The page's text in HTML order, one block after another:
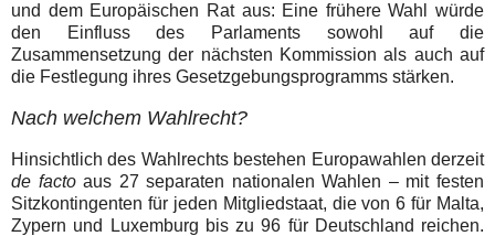
und dem Europäischen Rat aus: Eine frühere Wahl würde
den Einfluss des Parlaments sowohl auf die
Zusammensetzung der nächsten Kommission als auch auf
die Festlegung ihres Gesetzgebungsprogramms stärken.
Nach welchem Wahlrecht?
Hinsichtlich des Wahlrechts bestehen Europawahlen derzeit
de factoaus 27 separaten nationalen Wahlen – mit festen
Sitzkontingenten für jeden Mitgliedstaat, die von 6 für Malta,
Zypern und Luxemburg bis zu 96 für Deutschland reichen.